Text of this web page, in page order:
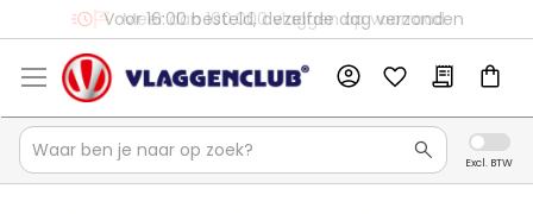
Voor 16:00 besteld, dezelfde dag verzonden